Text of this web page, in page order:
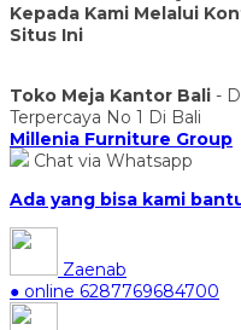
Kepada Kami Melalui
Situs Ini
Toko Meja Kantor Bali -
Terpercaya No 1 Di Bali
Millenia Furniture Group
Chat via Whatsapp
Ada yang bisa kami
Zaenab
● online 6287769684700